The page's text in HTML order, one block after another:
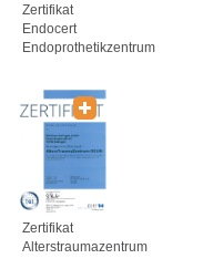
Zertifikat
Endocert
Endoprothetikzentrum
Zertifikat
Alterstraumazentrum